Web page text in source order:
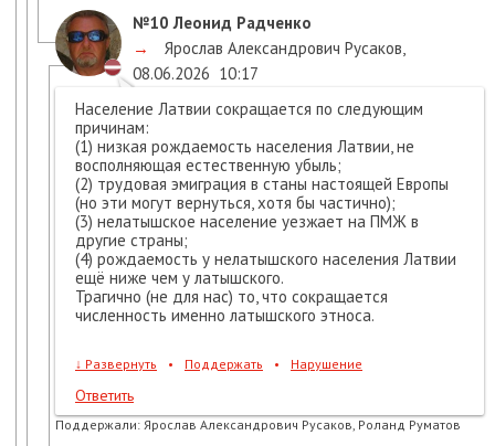
№10 Леонид Радченко
→
Ярослав Александрович Русаков,
08.06.2026 10:17
Население Латвии сокращается по следующим
причинам:
(1) низкая рождаемость населения Латвии, не
восполняющая естественную убыль;
(2) трудовая эмиграция в станы настоящей Европы
(но эти могут вернуться, хотя бы частично);
(3) нелатышское население уезжает на ПМЖ в
другие страны;
(4) рождаемость у нелатышского населения Латвии
ещё ниже чем у латышского.
Трагично (не для нас) то, что сокращается
численность именно латышского этноса.
↓ Развернуть • Поддержать • Нарушение
Ответить
Поддержали: Ярослав Александрович Русаков, Роланд Руматов